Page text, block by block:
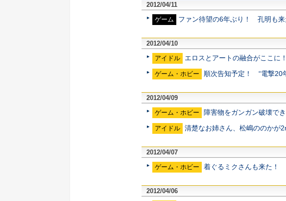
2012/04/11
ゲーム
ファン待望の6年ぶり！ 孔明も来
2012/04/10
アイドル
エロスとアートの融合がここ
ゲーム・ホビー 順次告知予定！ “電撃20
2012/04/09
ゲーム・ホビー
障害物をガンガン破壊で
アイドル 清楚なお姉さん、松嶋ののかが
2012/04/07
ゲーム・ホビー
着ぐるミクさんも来た！
2012/04/06